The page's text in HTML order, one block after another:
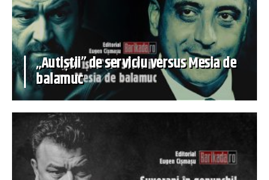
„Autiștii” de serviciu versus Mesia de
balamuc